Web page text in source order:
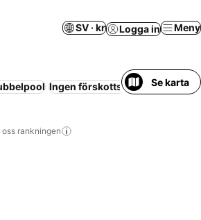
SV · kr Logga in Meny
Ingen förskottsbetalning krävs
Se karta
rankningen